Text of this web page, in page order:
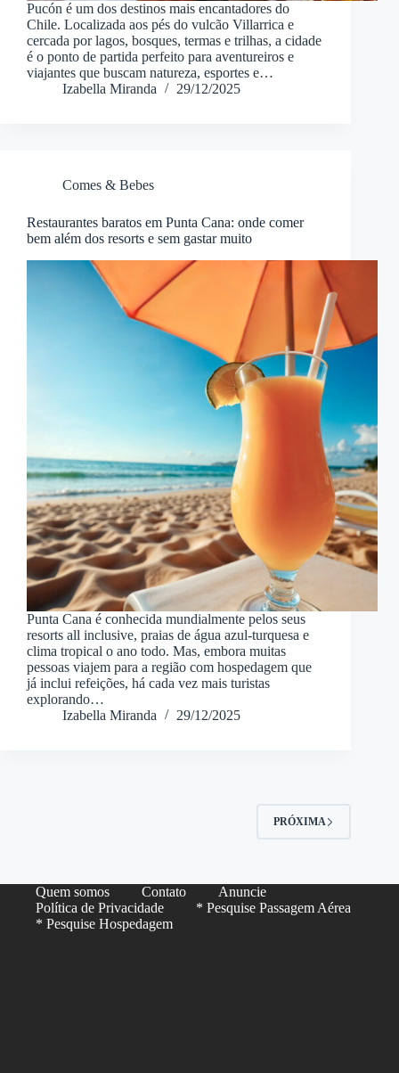
Pucón é um dos destinos mais encantadores do
Chile. Localizada aos pés do vulcão Villarrica e
cercada por lagos, bosques, termas e trilhas, a cidade
é o ponto de partida perfeito para aventureiros e
viajantes que buscam natureza, esportes e…
Izabella Miranda
29/12/2025
Comes & Bebes
Restaurantes baratos em Punta Cana: onde comer
bem além dos resorts e sem gastar muito
Punta Cana é conhecida mundialmente pelos seus
resorts all inclusive, praias de água azul-turquesa e
clima tropical o ano todo. Mas, embora muitas
pessoas viajem para a região com hospedagem que
já inclui refeições, há cada vez mais turistas
explorando…
Izabella Miranda
29/12/2025
PRÓXIMA
Quem somos Contato
Anuncie
Política de Privacidade
* Pesquise Passagem Aérea
* Pesquise Hospedagem